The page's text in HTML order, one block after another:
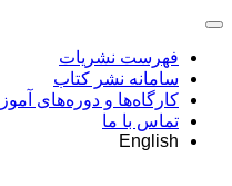
فهرست نشریات
سامانه نشر کتاب
کارگاه‌ها و دوره‌های
تماس با ما
English